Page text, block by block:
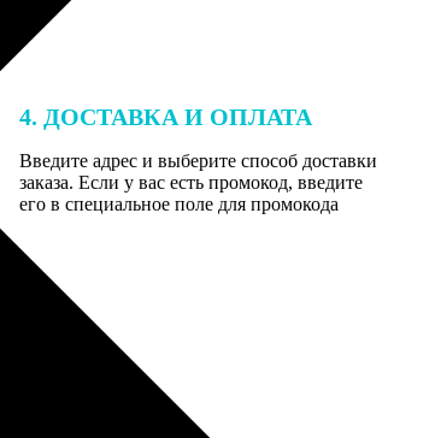
4. ДОСТАВКА И ОПЛАТА
Введите адрес и выберите способ доставки
заказа. Если у вас есть промокод, введите
его в специальное поле для промокода